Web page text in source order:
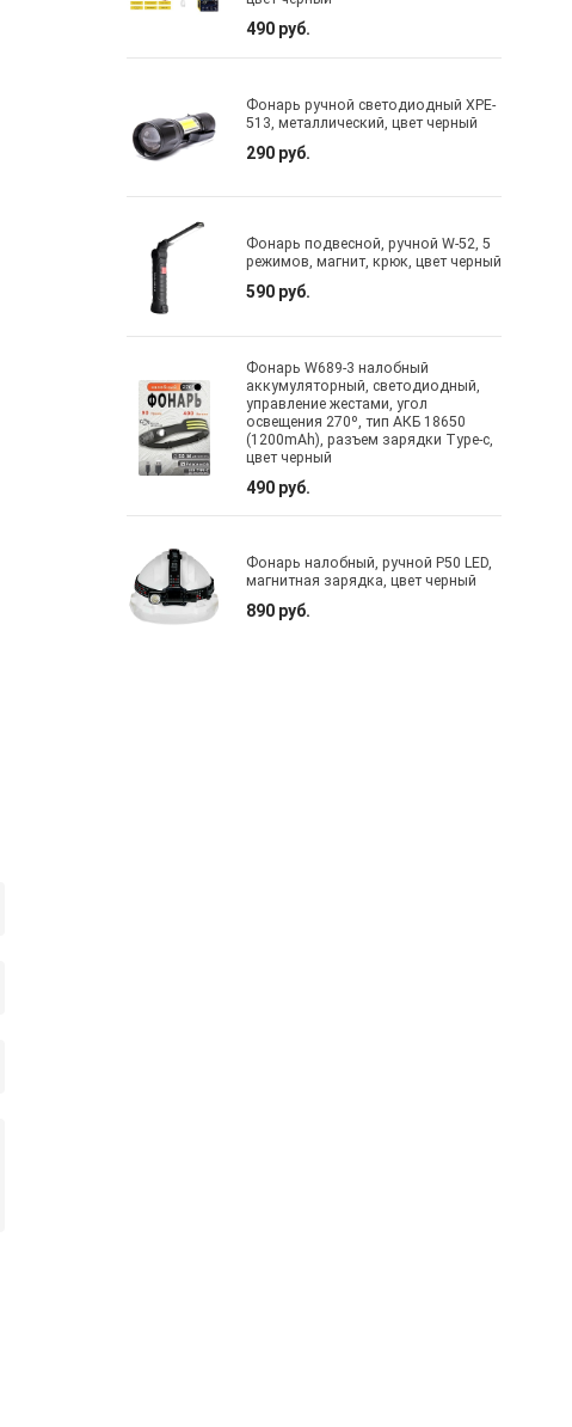
490 руб.
Фонарь ручной светодиодный XPE-
513, металлический, цвет черный
290 руб.
Фонарь подвесной, ручной W-52, 5
режимов, магнит, крюк, цвет черный
590 руб.
Фонарь W689-3 налобный
аккумуляторный, светодиодный,
управление жестами, угол
освещения 270º, тип АКБ 18650
(1200mAh), разъем зарядки Type-c,
цвет черный
490 руб.
Фонарь налобный, ручной P50 LED,
магнитная зарядка, цвет черный
890 руб.